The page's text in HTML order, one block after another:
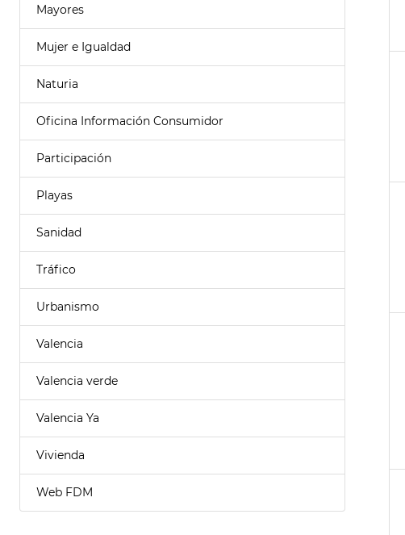
Mayores
Mujer e Igualdad
Naturia
Oficina Información Consumidor
Participación
Playas
Sanidad
Tráfico
Urbanismo
Valencia
Valencia verde
Valencia Ya
Vivienda
Web FDM